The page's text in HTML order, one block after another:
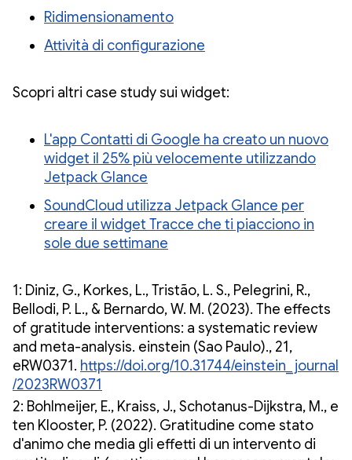
Ridimensionamento
Attività di configurazione
Scopri altri case study sui widget:
L'app Contatti di Google ha creato un nuovo
widget il 25% più velocemente utilizzando
Jetpack Glance
SoundCloud utilizza Jetpack Glance per
creare il widget Tracce che ti piacciono in
sole due settimane
1: Diniz, G., Korkes, L., Tristão, L. S., Pelegrini, R.,
Bellodi, P. L., & Bernardo, W. M. (2023). The effects
of gratitude interventions: a systematic review
and meta-analysis. einstein (Sao Paulo)., 21,
eRW0371. https://doi.org/10.31744/einstein_journal
/2023RW0371
2: Bohlmeijer, E., Kraiss, J., Schotanus-Dijkstra, M., e
ten Klooster, P. (2022). Gratitudine come stato
d'animo che media gli effetti di un intervento di